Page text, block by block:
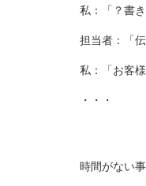
私：「？書
担当者：「
私：「お客
・・・
時間がない